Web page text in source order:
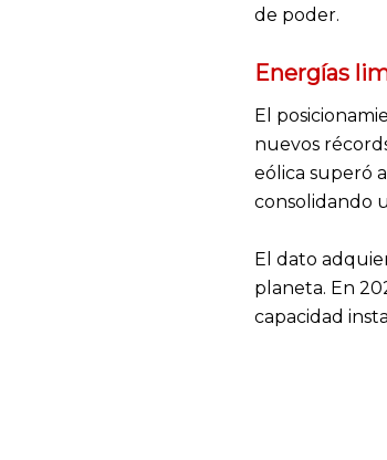
de poder.
Energías
El
nuevos
eólica superó
consolidando
El dato
planeta. En
capacidad